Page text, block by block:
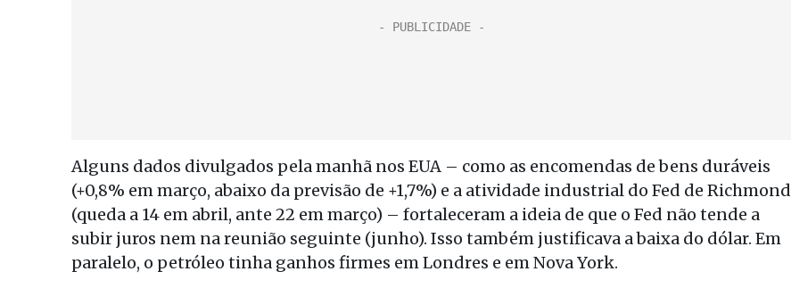
Alguns dados divulgados pela manhã nos EUA – como as encomendas de bens duráveis
(+0,8% em março, abaixo da previsão de +1,7%) e a atividade industrial do Fed de Richmond
(queda a 14 em abril, ante 22 em março) – fortaleceram a ideia de que o Fed não tende a
subir juros nem na reunião seguinte (junho). Isso também justificava a baixa do dólar. Em
paralelo, o petróleo tinha ganhos firmes em Londres e em Nova York.